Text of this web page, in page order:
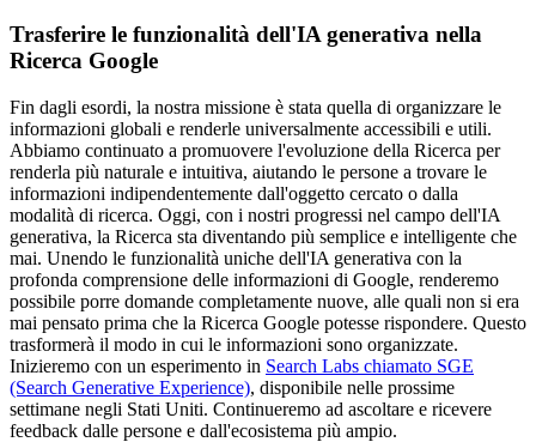
Trasferire le funzionalità dell'IA generativa nella
Ricerca Google
Fin dagli esordi, la nostra missione è stata quella di organizzare le
informazioni globali e renderle universalmente accessibili e utili.
Abbiamo continuato a promuovere l'evoluzione della Ricerca per
renderla più naturale e intuitiva, aiutando le persone a trovare le
informazioni indipendentemente dall'oggetto cercato o dalla
modalità di ricerca. Oggi, con i nostri progressi nel campo dell'IA
generativa, la Ricerca sta diventando più semplice e intelligente che
mai. Unendo le funzionalità uniche dell'IA generativa con la
profonda comprensione delle informazioni di Google, renderemo
possibile porre domande completamente nuove, alle quali non si era
mai pensato prima che la Ricerca Google potesse rispondere. Questo
trasformerà il modo in cui le informazioni sono organizzate.
Inizieremo con un esperimento in Search Labs chiamato SGE
(Search Generative Experience), disponibile nelle prossime
settimane negli Stati Uniti. Continueremo ad ascoltare e ricevere
feedback dalle persone e dall'ecosistema più ampio.